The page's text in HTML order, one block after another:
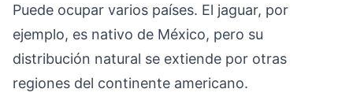
Puede ocupar varios países. El jaguar, por
ejemplo, es nativo de México, pero su
distribución natural se extiende por otras
regiones del continente americano.